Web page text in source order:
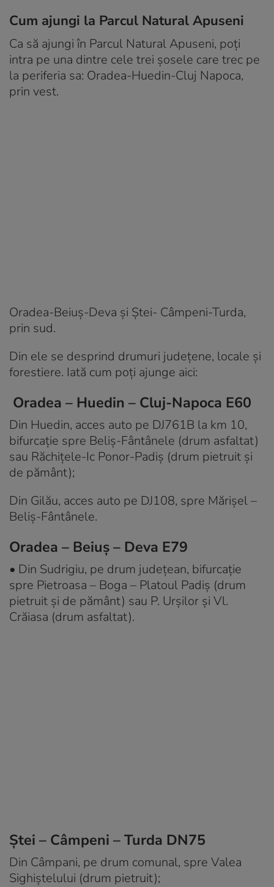
Cum ajungi la Parcul Natural Apuseni
Ca să ajungi în Parcul Natural Apuseni, poți
intra pe una dintre cele trei șosele care trec pe
la periferia sa: Oradea-Huedin-Cluj Napoca,
prin vest.
Oradea-Beiuș-Deva și Ștei- Câmpeni-Turda,
prin sud.
Din ele se desprind drumuri județene, locale și
forestiere. Iată cum poți ajunge aici:
Oradea – Huedin – Cluj-Napoca E60
Din Huedin, acces auto pe DJ761B la km 10,
bifurcaţie spre Beliş-Fântânele (drum asfaltat)
sau Răchiţele-Ic Ponor-Padiş (drum pietruit şi
de pământ);
Din Gilău, acces auto pe DJ108, spre Mărişel –
Beliş-Fântânele.
Oradea – Beiuş – Deva E79
• Din Sudrigiu, pe drum judeţean, bifurcaţie
spre Pietroasa – Boga – Platoul Padiş (drum
pietruit şi de pământ) sau P. Urşilor şi Vl.
Crăiasa (drum asfaltat).
Ştei – Câmpeni – Turda DN75
Din Câmpani, pe drum comunal, spre Valea
Sighiştelului (drum pietruit);